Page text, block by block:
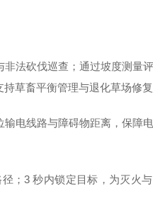
法砍伐巡查；通过坡度测量
草畜平衡管理与退化草场修复
电线路与障碍物距离，保障
；3 秒内锁定目标，为灭火